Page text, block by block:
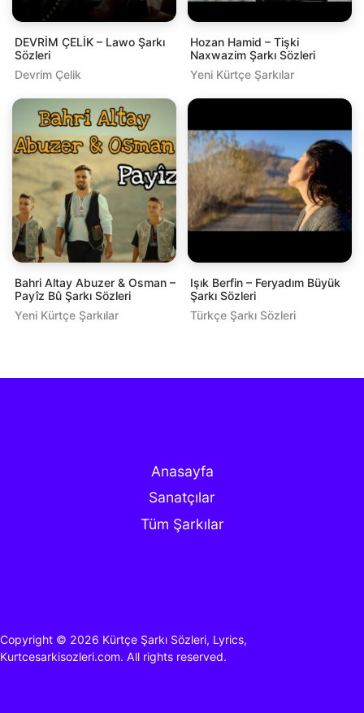
DEVRİM ÇELİK – Lawo Şarkı
Sözleri
Devrim Çelik
Hozan Hamid – Tişki
Naxwazim Şarkı Sözleri
Yeni Kürtçe Şarkılar
Bahri Altay Abuzer & Osman –
Payîz Bû Şarkı Sözleri
Yeni Kürtçe Şarkılar
Işık Berfin – Feryadım Büyük
Şarkı Sözleri
Türkçe Şarkı Sözleri
Anasayfa
Sanatçılar
Tüm Şarkılar
Copyright © 2026 Kürtçe Şarkı Sözleri, Lyrics,
Kurtcesarkisozleri.com. All rights reserved.